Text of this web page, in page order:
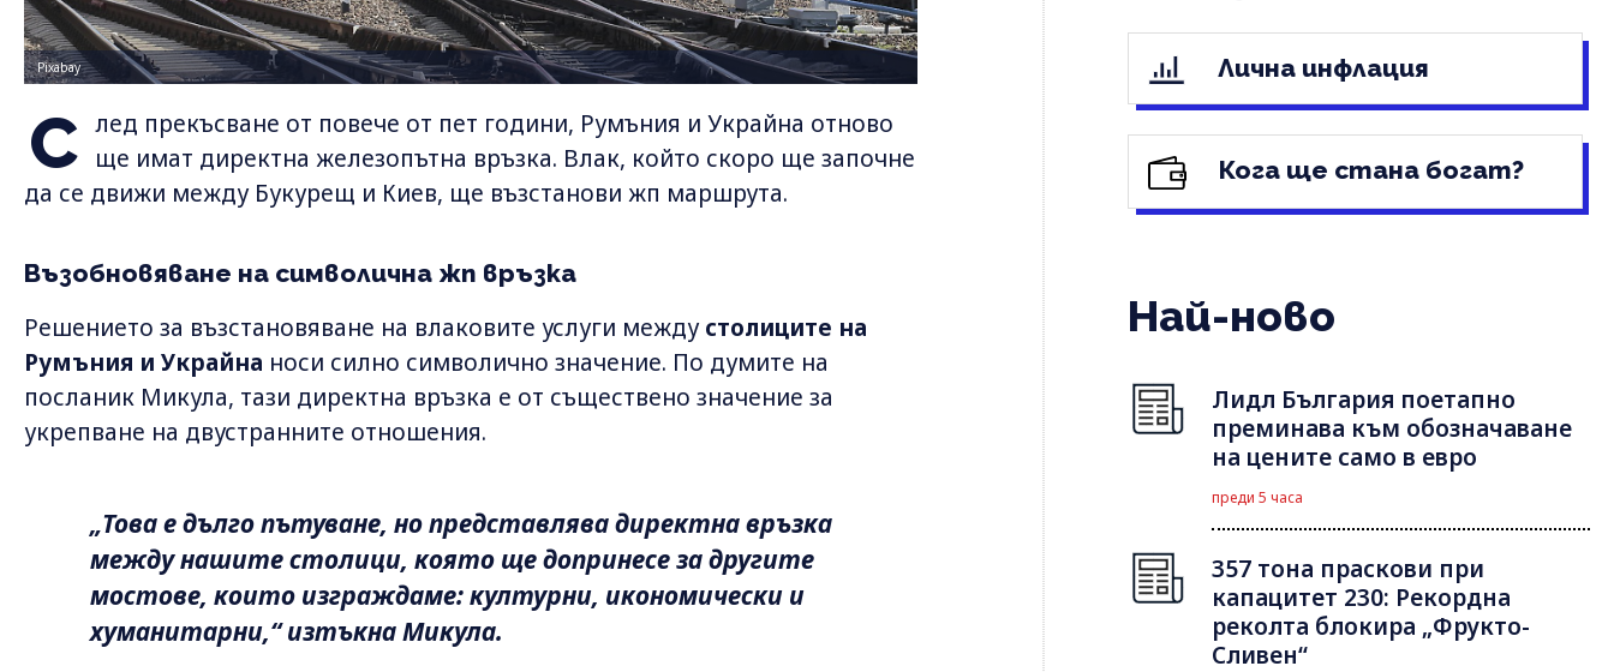
Pixabay
С лед прекъсване от повече от пет години, Румъния и Украйна отново
ще имат директна железопътна връзка. Влак, който скоро ще започне
да се движи между Букурещ и Киев, ще възстанови жп маршрута.
Възобновяване на символична жп връзка
Решението за възстановяване на влаковите услуги междустолиците на
Румъния и Украйна носи силно символично значение. По думите на
посланик Микула, тази директна връзка е от съществено значение за
укрепване на двустранните отношения.
„Това е дълго пътуване, но представлява директна връзка
между нашите столици, която ще допринесе за другите
мостове, които изграждаме: културни, икономически и
хуманитарни,“ изтъкна Микула.
Лична инфлация
Кога ще стана богат?
Най-ново
Лидл България поетапно
преминава към обозначаване
на цените само в евро
преди 5 часа
357 тона праскови при
капацитет 230: Рекордна
реколта блокира „Фрукто-
Сливен“